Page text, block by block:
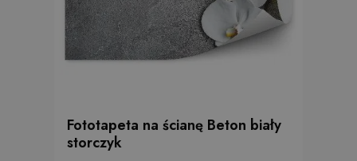
Fototapeta na ścianę Beton biały
storczyk